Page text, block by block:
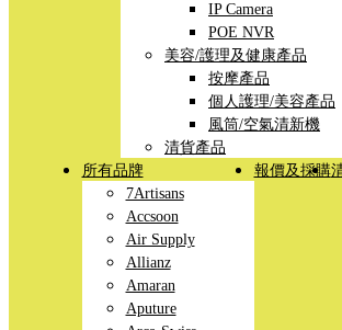
IP Camera
POE NVR
美容/護理及健康產品
按摩產品
個人護理/美容產品
風筒/空氣清新機
清貨產品
所有品牌
7Artisans
Accsoon
Air Supply
Allianz
Amaran
Aputure
報價及採購